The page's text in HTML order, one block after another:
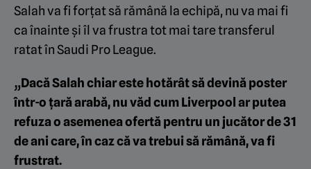
Salah va fi forțat să rămână la echipă, nu va mai fi
ca înainte și îl va frustra tot mai tare transferul
ratat în Saudi Pro League.
„Dacă Salah chiar este hotărât să devină poster
într-o țară arabă, nu văd cum Liverpool ar putea
refuza o asemenea ofertă pentru un jucător de 31
de ani care, în caz că va trebui să rămână, va fi
frustrat.